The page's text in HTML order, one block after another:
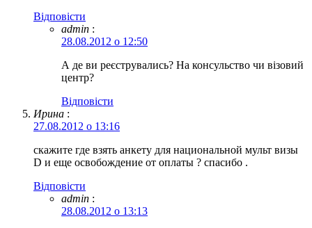
Відповіcти
admin :
28.08.2012 о 12:50
А де ви реєструвались? На консульство чи візовий
центр?
Відповіcти
Ирина :
27.08.2012 о 13:16
скажите где взять анкету для национальной мульт визы
D и еще освобождение от оплаты ? спасибо .
Відповіcти
admin :
28.08.2012 о 13:13